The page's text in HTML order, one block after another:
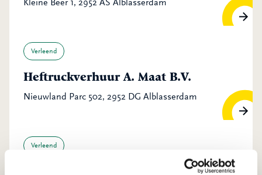
Kleine Beer 1, 2952 AS Alblasserdam
Verleend
Heftruckverhuur A. Maat B.V.
Nieuwland Parc 502, 2952 DG Alblasserdam
Verleend